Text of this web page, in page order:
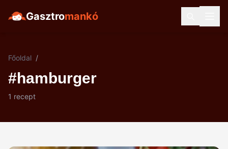
Gasztromankó
Főoldal /
#hamburger
1 recept